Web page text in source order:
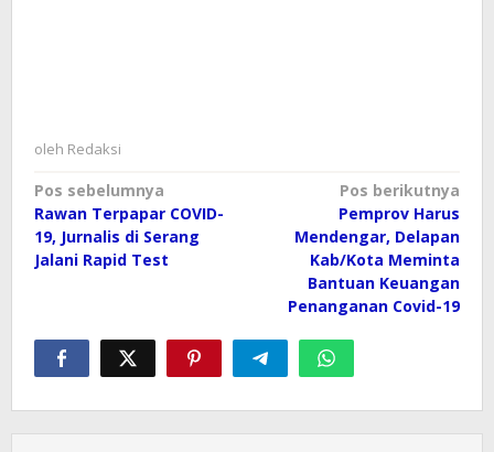
oleh Redaksi
Navigasi
pos
Pos sebelumnya
Rawan Terpapar COVID-
19, Jurnalis di Serang
Jalani Rapid Test
Pos berikutnya
Pemprov Harus
Mendengar, Delapan
Kab/Kota Meminta
Bantuan Keuangan
Penanganan Covid-19